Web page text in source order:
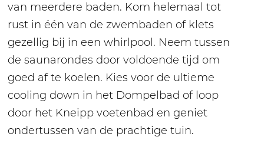
van meerdere baden. Kom helemaal tot
rust in één van de zwembaden of klets
gezellig bij in een whirlpool. Neem tussen
de saunarondes door voldoende tijd om
goed af te koelen. Kies voor de ultieme
cooling down in het Dompelbad of loop
door het Kneipp voetenbad en geniet
ondertussen van de prachtige tuin.